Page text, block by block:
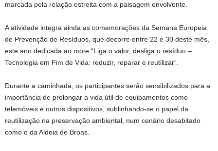
marcada pela relação estreita com a paisagem envolvente.
A atividade integra ainda as comemorações da Semana Europeia
de Prevenção de Resíduos, que decorre entre 22 e 30 deste mês,
este ano dedicada ao mote “Liga o valor, desliga o resíduo –
Tecnologia em Fim de Vida: reduzir, reparar e reutilizar”.
Durante a caminhada, os participantes serão sensibilizados para a
importância de prolongar a vida útil de equipamentos como
telemóveis e outros dispositivos, sublinhando-se o papel da
reutilização na preservação ambiental, num cenário desabitado
como o da Aldeia de Broas.